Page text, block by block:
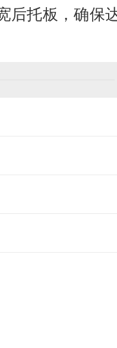
后托板，确保